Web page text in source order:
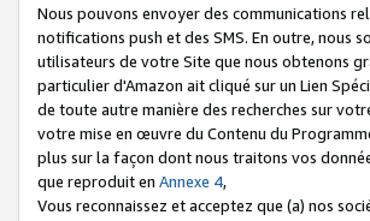
Nous pouvons envoyer des communications
notifications push et des SMS. En outre, nous
utilisateurs de votre Site que nous obtenons
particulier d'Amazon ait cliqué sur un Lien
de toute autre manière des recherches sur
votre mise en œuvre du Contenu du
plus sur la façon dont nous traitons vos
que reproduit en Annexe 4,
Vous reconnaissez et acceptez que (a) nos